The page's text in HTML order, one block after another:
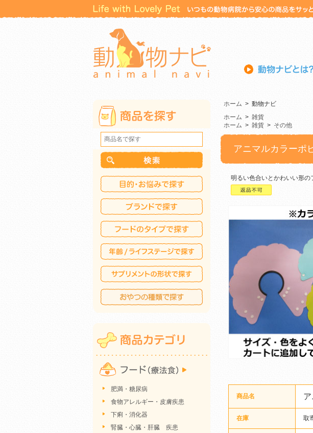
ホーム > 動物ナビ
ホーム > 雑貨
ホーム > 雑貨 > その他
アニマルカラーポ
明るい色合いとかわいい形の
商品名
在庫 取
肥満・糖尿病
食物アレルギー・皮膚疾患
下痢・消化器
腎臓・心臓・肝臓 疾患